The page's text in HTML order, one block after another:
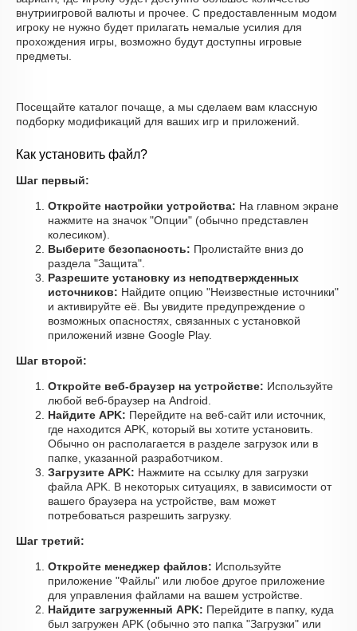
внутриигровой валюты и прочее. С предоставленным модом
игроку не нужно будет прилагать немалые усилия для
прохождения игры, возможно будут доступны игровые
предметы.
Посещайте каталог почаще, а мы сделаем вам классную
подборку модификаций для ваших игр и приложений.
Как установить файл?
Шаг первый:
Откройте настройки устройства: На главном экране
нажмите на значок "Опции" (обычно представлен
колесиком).
Выберите безопасность: Пролистайте вниз до
раздела "Защита".
Разрешите установку из неподтвержденных
источников: Найдите опцию "Неизвестные источники"
и активируйте её. Вы увидите предупреждение о
возможных опасностях, связанных с установкой
приложений извне Google Play.
Шаг второй:
Откройте веб-браузер на устройстве: Используйте
любой веб-браузер на Android.
Найдите APK: Перейдите на веб-сайт или источник,
где находится APK, который вы хотите установить.
Обычно он располагается в разделе загрузок или в
папке, указанной разработчиком.
Загрузите APK: Нажмите на ссылку для загрузки
файла APK. В некоторых ситуациях, в зависимости от
вашего браузера на устройстве, вам может
потребоваться разрешить загрузку.
Шаг третий:
Откройте менеджер файлов: Используйте
приложение "Файлы" или любое другое приложение
для управления файлами на вашем устройстве.
Найдите загруженный APK: Перейдите в папку, куда
был загружен APK (обычно это папка "Загрузки" или